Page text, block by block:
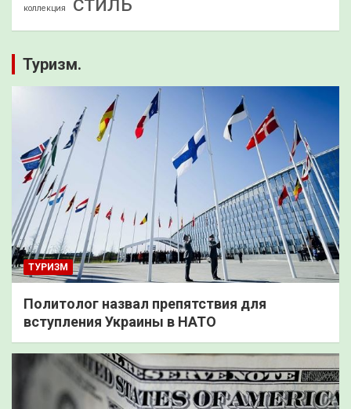
коллекция
Туризм.
ТУРИЗМ
Политолог назвал препятствия для
вступления Украины в НАТО